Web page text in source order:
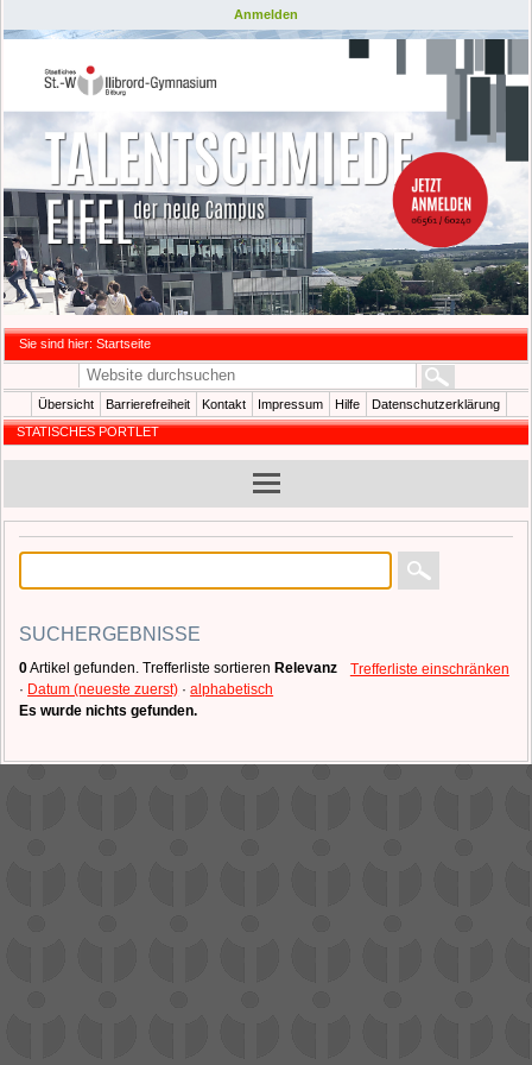
Anmelden
Sie sind hier: Startseite
Übersicht Barrierefreiheit Kontakt Impressum Hilfe
Datenschutzerklärung
STATISCHES PORTLET
SUCHERGEBNISSE
0Artikel gefunden. Trefferliste einschränken
Trefferliste sortieren Relevanz
· Datum (neueste zuerst) · alphabetisch
Es wurde nichts gefunden.